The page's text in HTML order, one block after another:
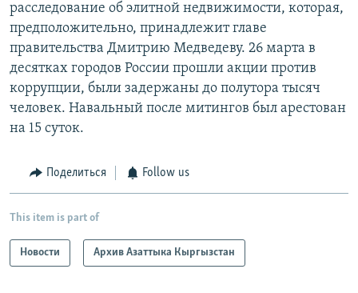
расследование об элитной недвижимости, которая,
предположительно, принадлежит главе
правительства Дмитрию Медведеву. 26 марта в
десятках городов России прошли акции против
коррупции, были задержаны до полутора тысяч
человек. Навальный после митингов был арестован
на 15 суток.
Поделиться Follow us
This item is part of
Новости Архив Азаттыка Кыргызстан